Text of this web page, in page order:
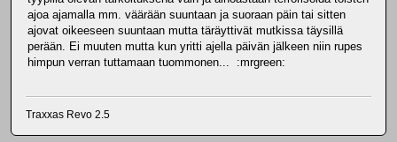
ajoa ajamalla mm. väärään suuntaan ja suoraan päin tai sitten
ajovat oikeeseen suuntaan mutta täräyttivät mutkissa täysillä
perään. Ei muuten mutta kun yritti ajella päivän jälkeen niin rupes
himpun verran tuttamaan tuommonen... :mrgreen:
Traxxas Revo 2.5